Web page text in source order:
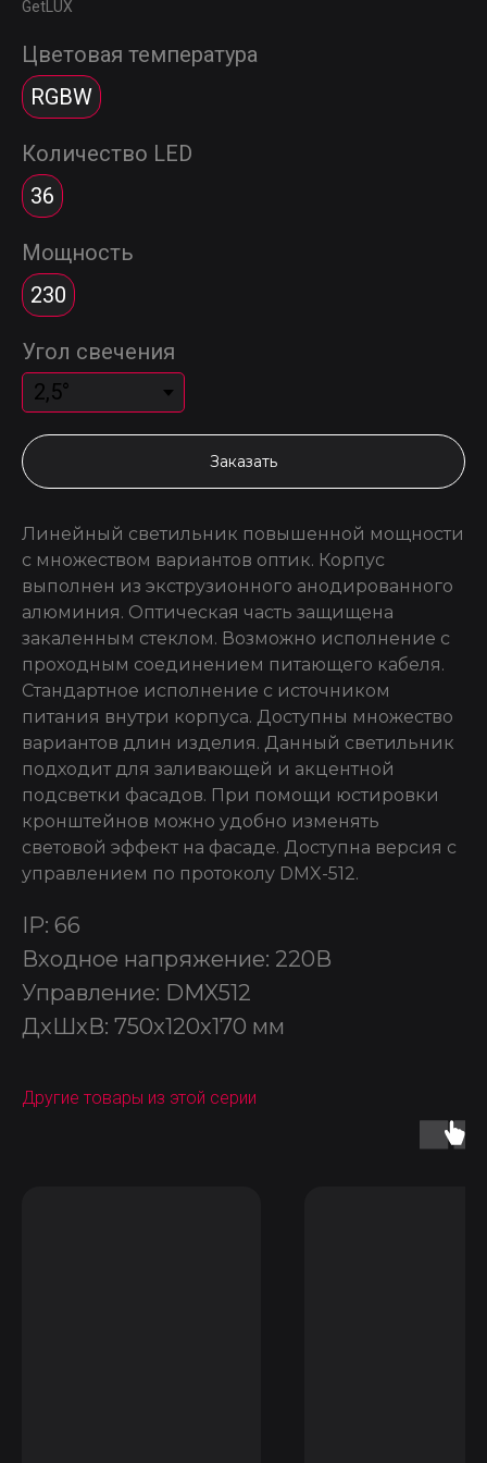
GetLUX
Цветовая температура
RGBW
Количество LED
36
Мощность
230
Угол свечения
Заказать
Линейный светильник повышенной мощности
с множеством вариантов оптик. Корпус
выполнен из экструзионного анодированного
алюминия. Оптическая часть защищена
закаленным стеклом. Возможно исполнение с
проходным соединением питающего кабеля.
Стандартное исполнение с источником
питания внутри корпуса. Доступны множество
вариантов длин изделия. Данный светильник
подходит для заливающей и акцентной
подсветки фасадов. При помощи юстировки
кронштейнов можно удобно изменять
световой эффект на фасаде. Доступна версия с
управлением по протоколу DMX-512.
IP: 66
Входное напряжение: 220В
Управление: DMX512
ДxШxВ: 750x120x170 мм
Другие товары из этой серии